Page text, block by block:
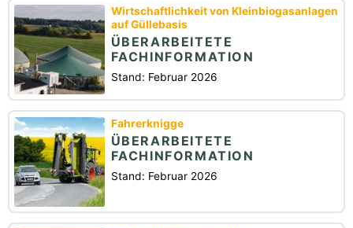
Wirtschaftlichkeit von Kleinbiogasanlagen
auf Güllebasis
ÜBERARBEITETE
FACHINFORMATION
Stand: Februar 2026
Fahrerknigge
ÜBERARBEITETE
FACHINFORMATION
Stand: Februar 2026